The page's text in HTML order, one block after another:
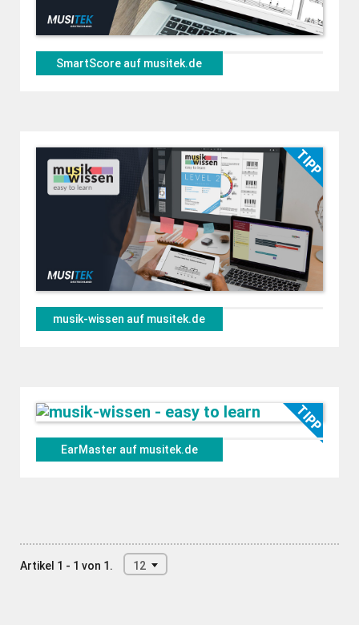
SmartScore auf musitek.de
musik-wissen auf musitek.de
EarMaster auf musitek.de
Artikel 1 - 1 von 1. 12